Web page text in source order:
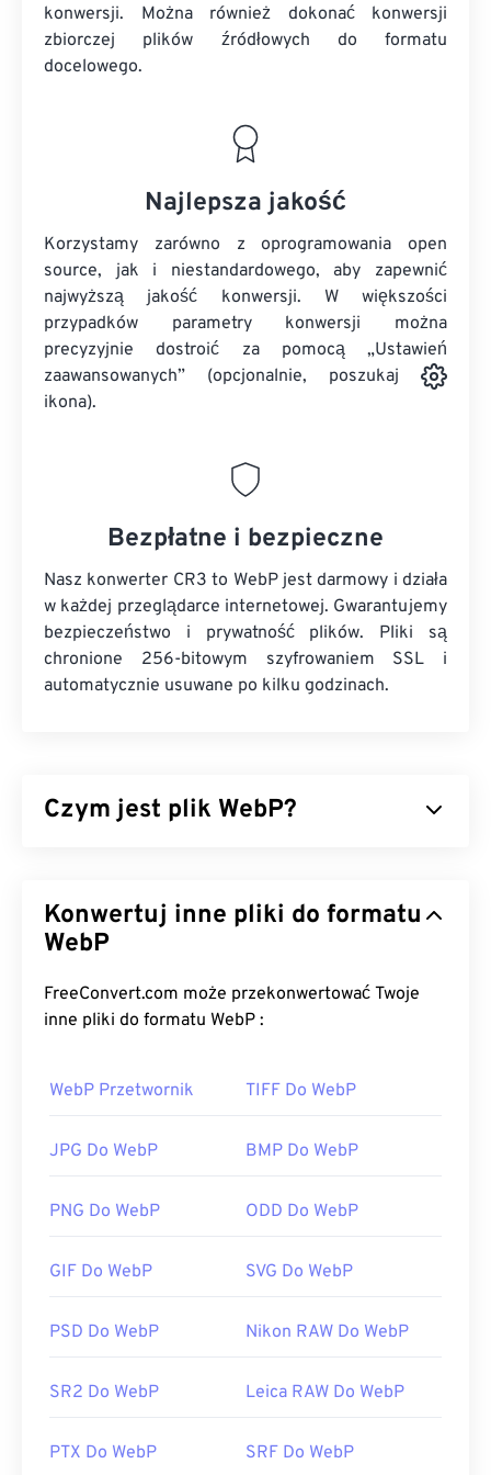
konwersji. Można również dokonać konwersji
zbiorczej plików źródłowych do formatu
docelowego.
Najlepsza jakość
Korzystamy zarówno z oprogramowania open
source, jak i niestandardowego, aby zapewnić
najwyższą jakość konwersji. W większości
przypadków parametry konwersji można
precyzyjnie dostroić za pomocą „Ustawień
zaawansowanych” (opcjonalnie, poszukaj
ikona).
Bezpłatne i bezpieczne
Nasz konwerter CR3 to WebP jest darmowy i działa
w każdej przeglądarce internetowej. Gwarantujemy
bezpieczeństwo i prywatność plików. Pliki są
chronione 256-bitowym szyfrowaniem SSL i
automatycznie usuwane po kilku godzinach.
Czym jest plik WebP?
tworzenia obrazów idealnych dla stron
internetowych i aplikacji mobilnych. Obrazy WebP
(JPG)iPortable Network Graphics (PNG), przy
podobnej jakości obrazu. Obrazy WebP ładują się
wszystkich platformach. Pliki WebP otwierają się
Microsoft Paint
. Oprócz Chrome, format WebP
internetowe.
wypróbować, to
PixelmatoriPhotopea. Wypróbuj
IrfanView,Windows Photo Viewer iAdobe
Konwertuj inne pliki do formatu
WebP
FreeConvert.com może przekonwertować Twoje
inne pliki do formatu WebP :
WebP Przetwornik TIFF Do WebP
JPG Do WebP BMP Do WebP
PNG Do WebP ODD Do WebP
GIF Do WebP SVG Do WebP
PSD Do WebP Nikon RAW Do WebP
SR2 Do WebP Leica RAW Do WebP
PTX Do WebP SRF Do WebP